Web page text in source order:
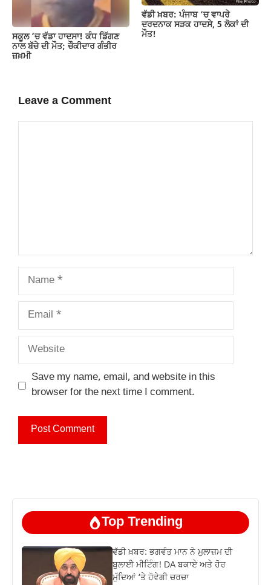
ਸਕੂਲ ’ਚ ਵੱਡਾ ਹਾਦਸਾ! ਕੰਧ ਡਿੱਗਣ
ਨਾਲ ਬੱਚੇ ਦੀ ਮੌਤ; ਚੌਕੀਦਾਰ ਗੰਭੀਰ
ਜ਼ਖ਼ਮੀ
ਵੱਡੀ ਖ਼ਬਰ: ਪੰਜਾਬ ‘ਚ ਵਾਪਰੇ
ਦਰਦਨਾਕ ਸੜਕ ਹਾਦਸੇ, 5 ਲੋਕਾਂ ਦੀ
ਮੌਤ!
Leave a Comment
Name
Email
Website
Save my name, email, and website in this
browser for the next time I comment.
Top Trending
ਵੱਡੀ ਖ਼ਬਰ: ਭਗਵੰਤ ਮਾਨ ਨੇ ਮੁਲਾਜ਼ਮ ਦੀ
ਬੁਲਾਈ ਮੀਟਿੰਗ! DA ਬਕਾਏ ਅਤੇ ਹੋਰ
ਮੁੱਦਿਆਂ ‘ਤੇ ਹੋਵੇਗੀ ਚਰਚਾ